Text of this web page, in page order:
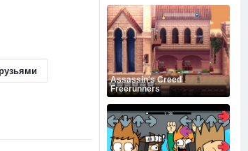
Assassin's Creed
Freerunners